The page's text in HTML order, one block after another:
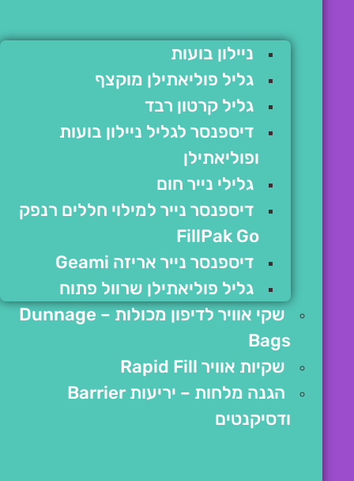
ניילון בועות
גליל פוליאתילן מוקצף
גליל קרטון רבד
דיספנסר לגליל ניילון בועות
ופוליאתילן
גלילי נייר חום
דיספנסר נייר למילוי חללים רנפק
FillPak Go
דיספנסר נייר אריזה Geami
גליל פוליאתילן שרוול פתוח
שקי אוויר לדיפון מכולות – Dunnage
Bags
שקיות אוויר Rapid Fill
הגנה מלחות – יריעות Barrier
ודסיקנטים